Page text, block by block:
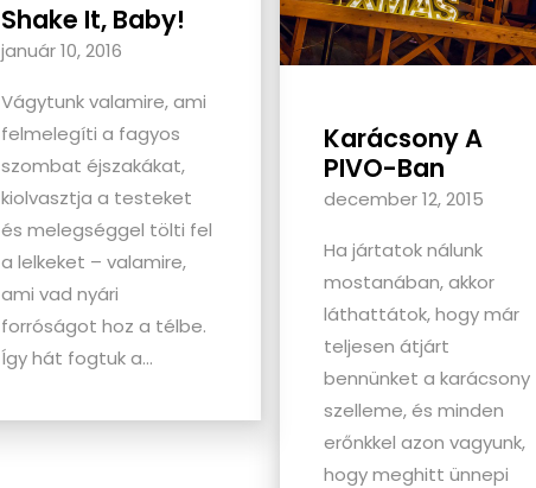
Shake It, Baby!
január 10, 2016
Vágytunk valamire, ami
felmelegíti a fagyos
szombat éjszakákat,
kiolvasztja a testeket
és melegséggel tölti fel
a lelkeket – valamire,
ami vad nyári
forróságot hoz a télbe.
Így hát fogtuk a...
Karácsony A
PIVO-Ban
december 12, 2015
Ha jártatok nálunk
mostanában, akkor
láthattátok, hogy már
teljesen átjárt
bennünket a karácsony
szelleme, és minden
erőnkkel azon vagyunk,
hogy meghitt ünnepi